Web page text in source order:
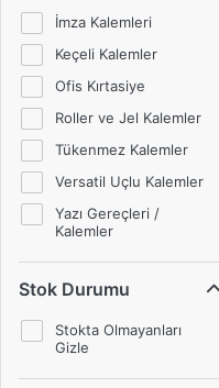
İmza Kalemleri
Keçeli Kalemler
Ofis Kırtasiye
Roller ve Jel Kalemler
Tükenmez Kalemler
Versatil Uçlu Kalemler
Yazı Gereçleri /
Kalemler
Stok Durumu
Stokta Olmayanları
Gizle